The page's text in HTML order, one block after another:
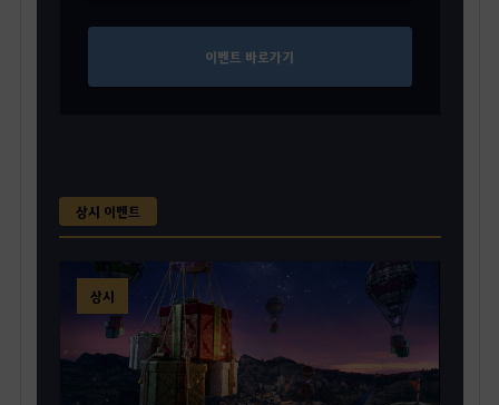
이벤트 바로가기
상시 이벤트
상시